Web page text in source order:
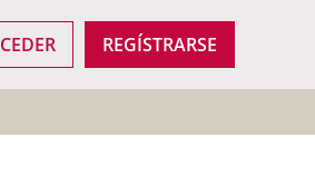
REGÍSTRARSE